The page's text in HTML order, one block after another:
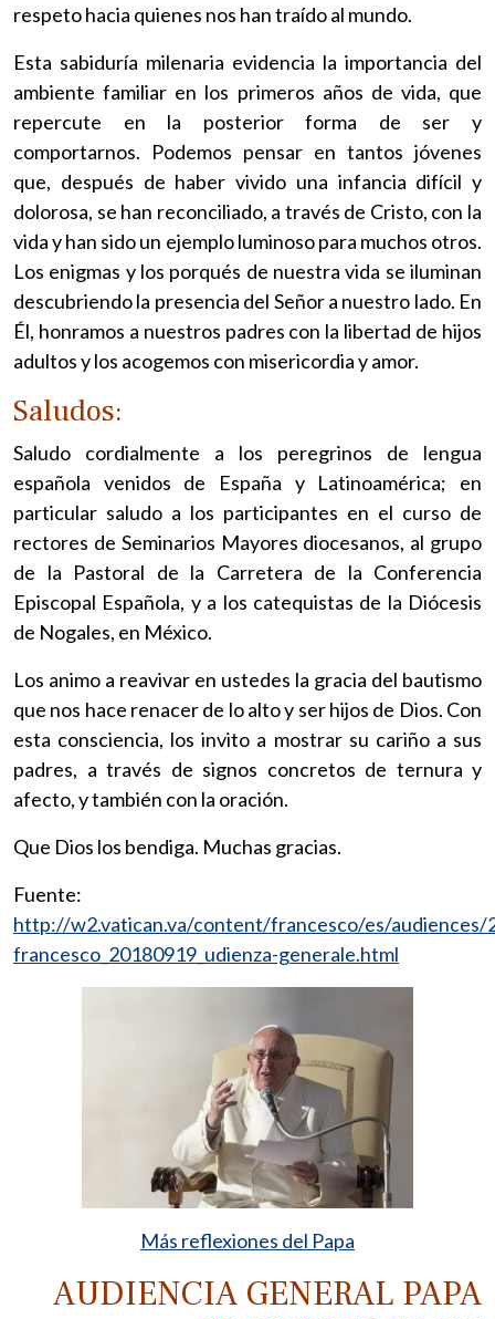
respeto hacia quienes nos han traído al mundo.
Esta sabiduría milenaria evidencia la importancia del
ambiente familiar en los primeros años de vida, que
repercute en la posterior forma de ser y
comportarnos. Podemos pensar en tantos jóvenes
que, después de haber vivido una infancia difícil y
dolorosa, se han reconciliado, a través de Cristo, con la
vida y han sido un ejemplo luminoso para muchos otros.
Los enigmas y los porqués de nuestra vida se iluminan
descubriendo la presencia del Señor a nuestro lado. En
Él, honramos a nuestros padres con la libertad de hijos
adultos y los acogemos con misericordia y amor.
Saludos:
Saludo cordialmente a los peregrinos de lengua
española venidos de España y Latinoamérica; en
particular saludo a los participantes en el curso de
rectores de Seminarios Mayores diocesanos, al grupo
de la Pastoral de la Carretera de la Conferencia
Episcopal Española, y a los catequistas de la Diócesis
de Nogales, en México.
Los animo a reavivar en ustedes la gracia del bautismo
que nos hace renacer de lo alto y ser hijos de Dios. Con
esta consciencia, los invito a mostrar su cariño a sus
padres, a través de signos concretos de ternura y
afecto, y también con la oración.
Que Dios los bendiga. Muchas gracias.
Fuente:
http://w2.vatican.va/content/francesco/es/audiences/
francesco_20180919_udienza-generale.html
Más reflexiones del Papa
AUDIENCIA GENERAL PAPA